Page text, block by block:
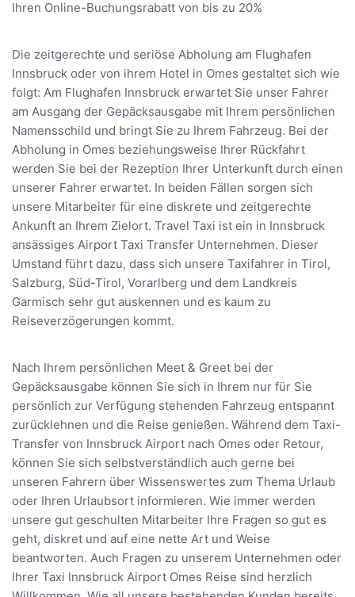
Ihren Online-Buchungsrabatt von bis zu 20%
Die zeitgerechte und seriöse Abholung am Flughafen
Innsbruck oder von ihrem Hotel in Omes gestaltet sich wie
folgt: Am Flughafen Innsbruck erwartet Sie unser Fahrer
am Ausgang der Gepäcksausgabe mit Ihrem persönlichen
Namensschild und bringt Sie zu Ihrem Fahrzeug. Bei der
Abholung in Omes beziehungsweise Ihrer Rückfahrt
werden Sie bei der Rezeption Ihrer Unterkunft durch einen
unserer Fahrer erwartet. In beiden Fällen sorgen sich
unsere Mitarbeiter für eine diskrete und zeitgerechte
Ankunft an Ihrem Zielort. Travel Taxi ist ein in Innsbruck
ansässiges Airport Taxi Transfer Unternehmen. Dieser
Umstand führt dazu, dass sich unsere Taxifahrer in Tirol,
Salzburg, Süd-Tirol, Vorarlberg und dem Landkreis
Garmisch sehr gut auskennen und es kaum zu
Reiseverzögerungen kommt.
Nach Ihrem persönlichen Meet & Greet bei der
Gepäcksausgabe können Sie sich in Ihrem nur für Sie
persönlich zur Verfügung stehenden Fahrzeug entspannt
zurücklehnen und die Reise genießen. Während dem Taxi-
Transfer von Innsbruck Airport nach Omes oder Retour,
können Sie sich selbstverständlich auch gerne bei
unseren Fahrern über Wissenswertes zum Thema Urlaub
oder Ihren Urlaubsort informieren. Wie immer werden
unsere gut geschulten Mitarbeiter Ihre Fragen so gut es
geht, diskret und auf eine nette Art und Weise
beantworten. Auch Fragen zu unserem Unternehmen oder
Ihrer Taxi Innsbruck Airport Omes Reise sind herzlich